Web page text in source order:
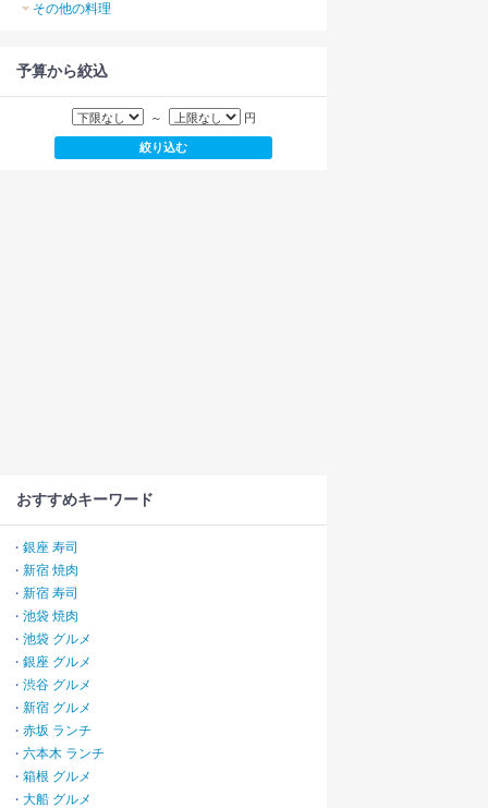
その他の料理
予算から絞込
～ 円
おすすめキーワード
・ 銀座 寿司
・ 新宿 焼肉
・ 新宿 寿司
・ 池袋 焼肉
・ 池袋 グルメ
・ 銀座 グルメ
・ 渋谷 グルメ
・ 新宿 グルメ
・ 赤坂 ランチ
・ 六本木 ランチ
・ 箱根 グルメ
・ 大船 グルメ